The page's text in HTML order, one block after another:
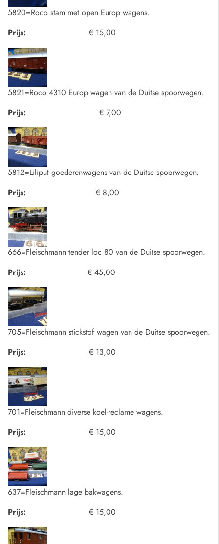
5820=Roco stam met open Europ wagens.
Prijs:
€ 15,00
5821=Roco 4310 Europ wagen van de Duitse spoorwegen.
Prijs:
€ 7,00
5812=Liliput goederenwagens van de Duitse spoorwegen.
Prijs:
€ 8,00
666=Fleischmann tender loc 80 van de Duitse spoorwegen.
Prijs:
€ 45,00
705=Fleischmann stickstof wagen van de Duitse spoorwegen.
Prijs:
€ 13,00
701=Fleischmann diverse koel-reclame wagens.
Prijs:
€ 15,00
637=Fleischmann lage bakwagens.
Prijs:
€ 15,00